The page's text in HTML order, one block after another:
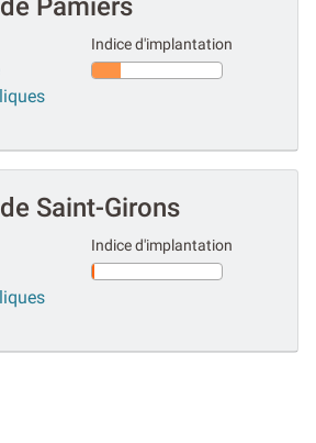
Pamiers
Indice d'implantation
Saint-Girons
Indice d'implantation